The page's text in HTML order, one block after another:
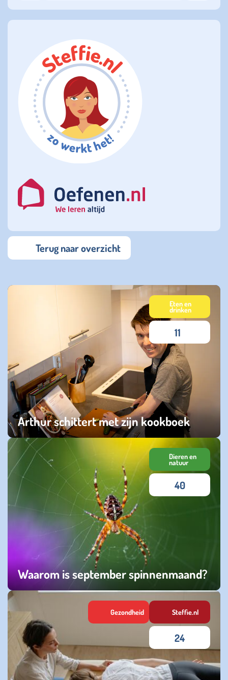
Terug naar overzicht
Arthur schittert met zijn kookboek
dinsdag 04 augustus 2026
Eten en
drinken
11
Waarom is september spinnenmaand?
donderdag 18 september 2025
Dieren en
natuur
40
Gezondheid Steffie.nl
24